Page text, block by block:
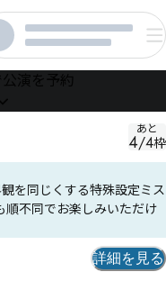
演を予約
あと
4/4枠
を同じくする特殊設定ミス
順不同でお楽しみいただけ
詳細を見る